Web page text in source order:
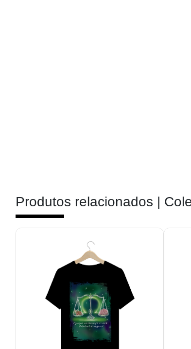
Produtos relacionados |